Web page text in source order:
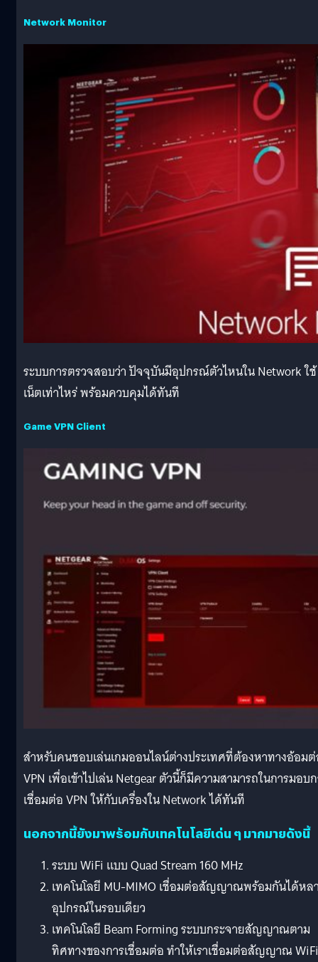
Network Monitor
ระบบการตรวจสอบว่า ปัจจุบันมีอุปกรณ์ตัวไหนใน Network ใช้
เน็ตเท่าไหร่ พร้อมควบคุมได้ทันที
Game VPN Client
สำหรับคนชอบเล่นเกมออนไลน์ต่างประเทศที่ต้องหาทางอ้อม
VPN เพื่อเข้าไปเล่น Netgear ตัวนี้ก็มีความสามารถในการมอบ
เชื่อมต่อ VPN ให้กับเครื่องใน Network ได้ทันที
นอกจากนี้ยังมาพร้อมกับเทคโนโลยีเด่น ๆ มากมายดังนี้
ระบบ WiFi แบบ Quad Stream 160 MHz
เทคโนโลยี MU-MIMO เชื่อมต่อสัญญาณพร้อมกันได้หล
อุปกรณ์ในรอบเดียว
เทคโนโลยี Beam Forming ระบบกระจายสัญญาณตาม
ทิศทางของการเชื่อมต่อ ทำให้เราเชื่อมต่อสัญญาณ WiFi